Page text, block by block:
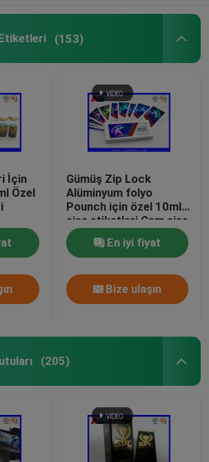
(153)
İçin
Özel
Gümüş Zip Lock
Alüminyum folyo
Pounch için özel 10ml
şişe etiketleri Cam şişe
etiketleri baskı
En iyi fiyat
Bize ulaşın
(205)